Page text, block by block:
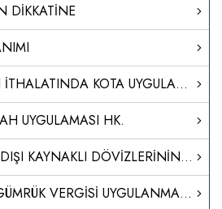
DİKKATİNE
İŞLENMEMİŞ ALTIN İTHALATINDA KOTA UYGULAMASI
UYGULAMASI HK.
FİRMALARIN YURT DIŞI KAYNAKLI DÖVİZLERİNİN TÜRK LİRASINA DÖNÜŞÜMÜNÜN DESTEKLENMESİ HAKKINDA TEBLİĞ (SAYI: 2023/5)’DE DEĞİŞİKLİK YAPILMASINA DAİR TEBLİĞ (SAYI: 2024/14)
İTHALATTA İLAVE GÜMRÜK VERGİSİ UYGULANMASINA İLİŞKİN KARARDA DEĞİŞİKLİK YAPILMASINA DAİR KARAR (KARAR SAYISI: 8639)